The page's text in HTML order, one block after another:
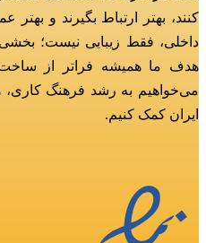
کنند، بهتر ارتباط بگیرند و بهتر
داخلی، فقط زیبایی نیست؛
هدف ما همیشه فراتر از
می‌خواهیم به رشد فرهنگ کاری،
ایران کمک کنیم.